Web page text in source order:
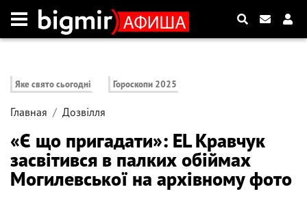
Яке свято сьогодні Гороскопи 2025
Главная Дозвілля
«Є що пригадати»: EL Кравчук
засвітився в палких обіймах
Могилевської на архівному фото